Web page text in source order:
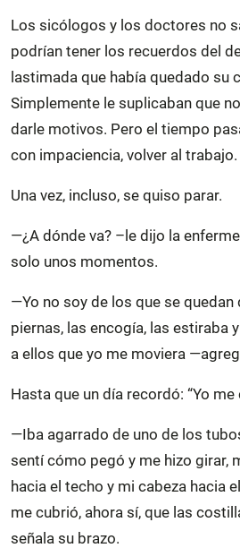
Los sicólogos y los doctores no
podrían tener los recuerdos del
lastimada que había quedado su
Simplemente le suplicaban que
darle motivos. Pero el tiempo
con impaciencia, volver al trabajo.
Una vez, incluso, se quiso parar.
—¿A dónde va? –le dijo la
solo unos momentos.
—Yo no soy de los que se
piernas, las encogía, las estiraba
a ellos que yo me moviera
Hasta que un día recordó: “Yo me
—Iba agarrado de uno de los
sentí cómo pegó y me hizo girar,
hacia el techo y mi cabeza hacia
me cubrió, ahora sí, que las
señala su brazo.